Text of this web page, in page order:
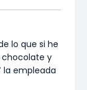
lo que si he
chocolate y
la empleada